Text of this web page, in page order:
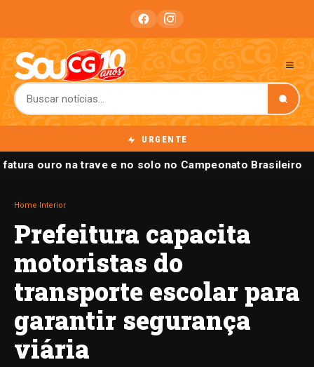
URGENTE
ouro na trave e no solo no Campeonato Brasileiro
Home Interior
Prefeitura capacita
motoristas do
transporte escolar para
garantir segurança
viária